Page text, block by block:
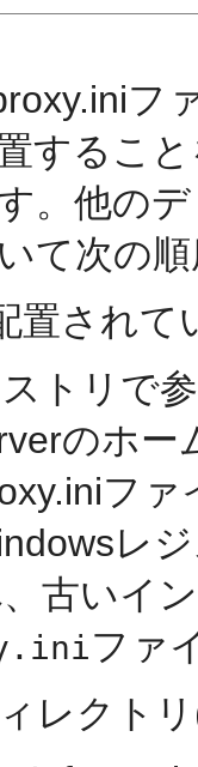
フ
するこ
。他の
て次の
置され
トリで
のホ
フ
レ
古いイ
ファ
レクト